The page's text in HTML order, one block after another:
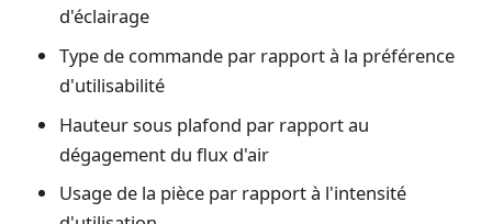
d'éclairage
Type de commande par rapport à la préférence
d'utilisabilité
Hauteur sous plafond par rapport au
dégagement du flux d'air
Usage de la pièce par rapport à l'intensité